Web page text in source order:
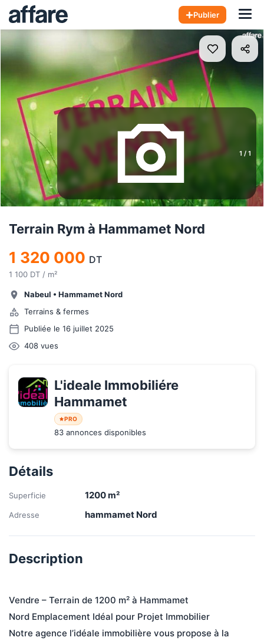
Publier
1 / 1
Terrain Rym à Hammamet Nord
1 320 000 DT
1 100 DT / m²
Nabeul • Hammamet Nord
Terrains & fermes
Publiée le 16 juillet 2025
408 vues
L'ideale Immobiliére
Hammamet
PRO
83 annonces disponibles
Détails
Superficie 1200m²
Adresse hammamet Nord
Description
Vendre – Terrain de 1200 m² à Hammamet
Nord Emplacement Idéal pour Projet Immobilier
Notre agence l’idéale immobilière vous propose à la